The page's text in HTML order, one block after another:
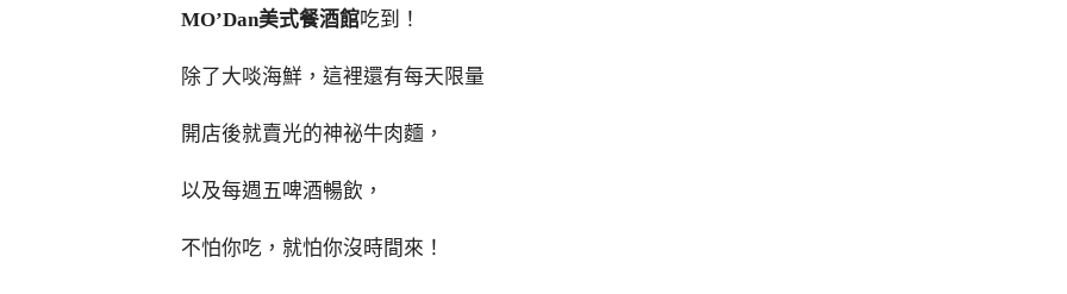
MO’Dan美式餐酒館吃到！
除了大啖海鮮，這裡還有每天限量
開店後就賣光的神祕牛肉麵，
以及每週五啤酒暢飲，
不怕你吃，就怕你沒時間來！